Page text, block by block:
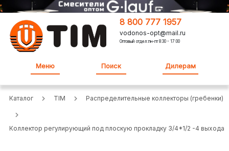
8 800 777 1957
vodonos-opt@mail.ru
Оптовый отдел:пн-пт 8:30 - 17:00
Меню Поиск Дилерам
Каталог TIM Распределительные коллекторы (гребенки)
Коллектор регулирующий под плоскую прокладку 3/4*1/2 -4 выхода